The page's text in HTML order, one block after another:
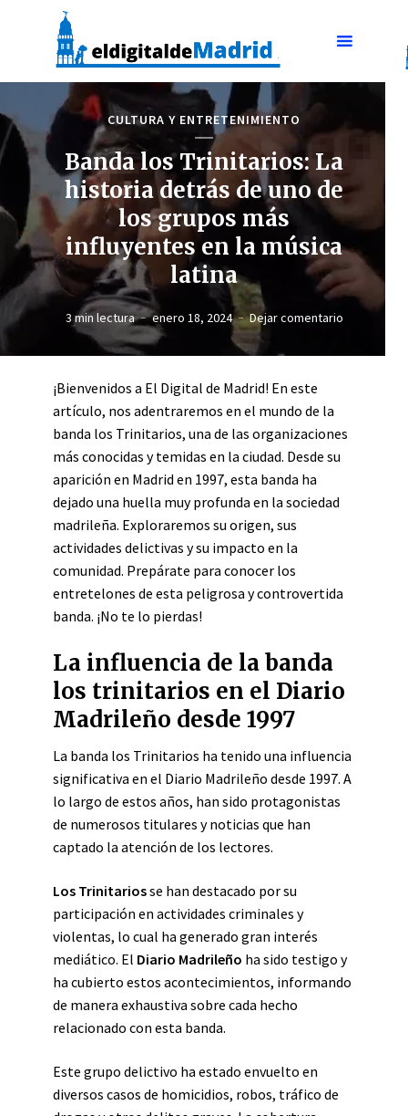
CULTURA Y ENTRETENIMIENTO
Banda los Trinitarios: La
historia detrás de uno de
los grupos más
influyentes en la música
latina
3 min lectura enero 18, 2024 Dejar comentario
¡Bienvenidos a El Digital de Madrid! En este
artículo, nos adentraremos en el mundo de la
banda los Trinitarios, una de las organizaciones
más conocidas y temidas en la ciudad. Desde su
aparición en Madrid en 1997, esta banda ha
dejado una huella muy profunda en la sociedad
madrileña. Exploraremos su origen, sus
actividades delictivas y su impacto en la
comunidad. Prepárate para conocer los
entretelones de esta peligrosa y controvertida
banda. ¡No te lo pierdas!
La influencia de la banda
los trinitarios en el Diario
Madrileño desde 1997
La banda los Trinitarios ha tenido una influencia
significativa en el Diario Madrileño desde 1997. A
lo largo de estos años, han sido protagonistas
de numerosos titulares y noticias que han
captado la atención de los lectores.
Los Trinitariosse han destacado por su
participación en actividades criminales y
violentas, lo cual ha generado gran interés
mediático. El Diario Madrileño ha sido testigo y
ha cubierto estos acontecimientos, informando
de manera exhaustiva sobre cada hecho
relacionado con esta banda.
Este grupo delictivo ha estado envuelto en
diversos casos de homicidios, robos, tráfico de